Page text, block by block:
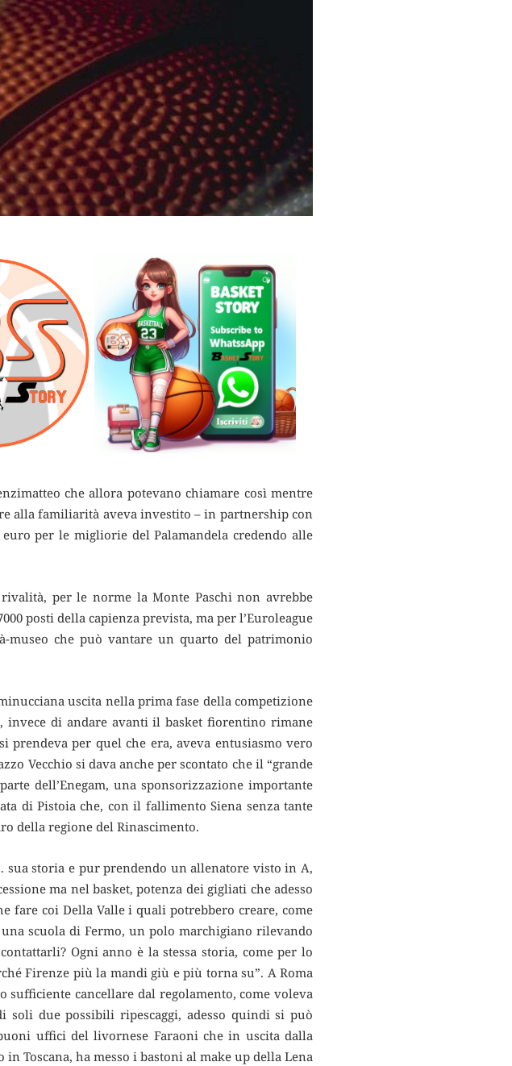
che allora potevano chiamare così mentre
alla familiarità aveva investito – in partnership con
per le migliorie del Palamandela credendo alle
per le norme la Monte Paschi non avrebbe
posti della capienza prevista, ma per l’Euroleague
museo che può vantare un quarto del patrimonio
uscita nella prima fase della competizione
di andare avanti il basket fiorentino rimane
prendeva per quel che era, aveva entusiasmo vero
Vecchio si dava anche per scontato che il “grande
dell’Enegam, una sponsorizzazione importante
di Pistoia che, con il fallimento Siena senza tante
della regione del Rinascimento.
sua storia e pur prendendo un allenatore visto in A,
ma nel basket, potenza dei gigliati che adesso
fare coi Della Valle i quali potrebbero creare, come
scuola di Fermo, un polo marchigiano rilevando
Ogni anno è la stessa storia, come per lo
Firenze più la mandi giù e più torna su”. A Roma
cancellare dal regolamento, come voleva
soli due possibili ripescaggi, adesso quindi si può
uffici del livornese Faraoni che in uscita dalla
Toscana, ha messo i bastoni al make up della Lena